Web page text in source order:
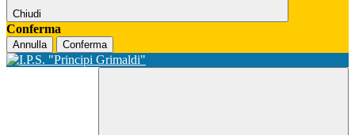
Chiudi
Conferma
Annulla Conferma